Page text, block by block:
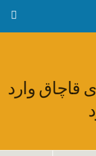
قاچاق وارد